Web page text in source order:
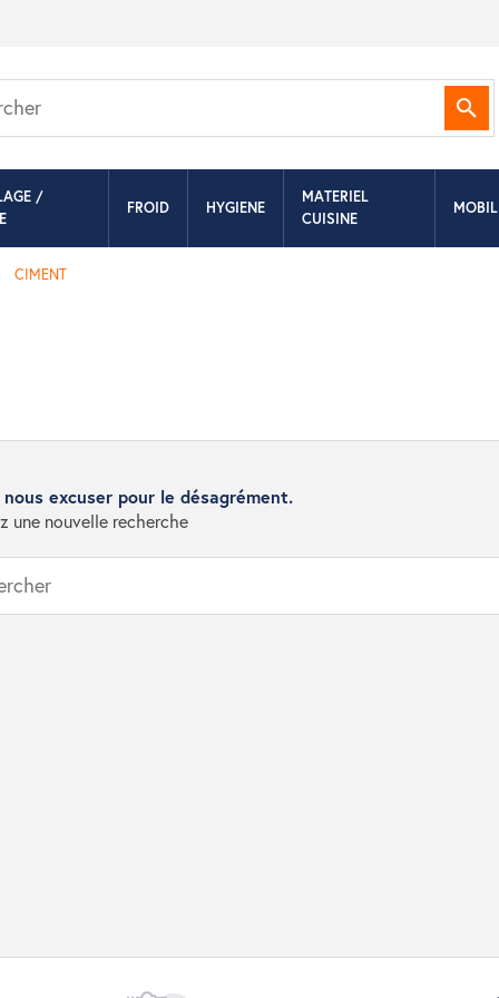
/
FROID HYGIENE
MATERIEL
CUISINE
CIMENT
nous excuser pour le désagrément.
une nouvelle recherche